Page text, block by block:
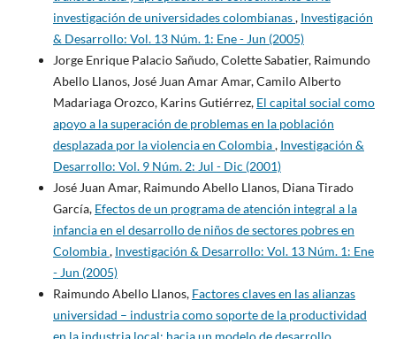
investigación de universidades colombianas, Investigación
& Desarrollo: Vol. 13 Núm. 1: Ene - Jun (2005)
Jorge Enrique Palacio Sañudo, Colette Sabatier, Raimundo
Abello Llanos, José Juan Amar Amar, Camilo Alberto
Madariaga Orozco, Karins Gutiérrez, El capital social como
apoyo a la superación de problemas en la población
desplazada por la violencia en Colombia, Investigación &
Desarrollo: Vol. 9 Núm. 2: Jul - Dic (2001)
José Juan Amar, Raimundo Abello Llanos, Diana Tirado
García, Efectos de un programa de atención integral a la
infancia en el desarrollo de niños de sectores pobres en
Colombia, Investigación & Desarrollo: Vol. 13 Núm. 1: Ene
- Jun (2005)
Raimundo Abello Llanos, Factores claves en las alianzas
universidad – industria como soporte de la productividad